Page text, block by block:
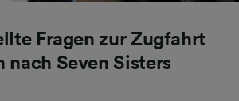
Fragen zur Zugfahrt
nach Seven Sisters